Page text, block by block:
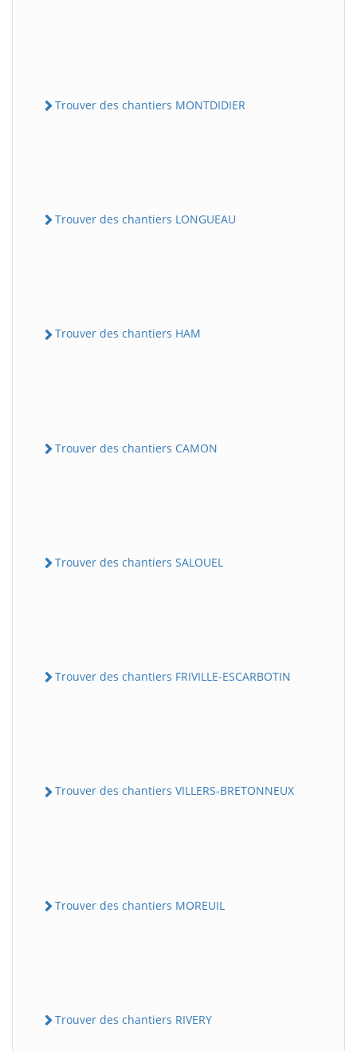
Trouver des chantiers MONTDIDIER
Trouver des chantiers LONGUEAU
Trouver des chantiers HAM
Trouver des chantiers CAMON
Trouver des chantiers SALOUEL
Trouver des chantiers FRIVILLE-ESCARBOTIN
Trouver des chantiers VILLERS-BRETONNEUX
Trouver des chantiers MOREUIL
Trouver des chantiers RIVERY